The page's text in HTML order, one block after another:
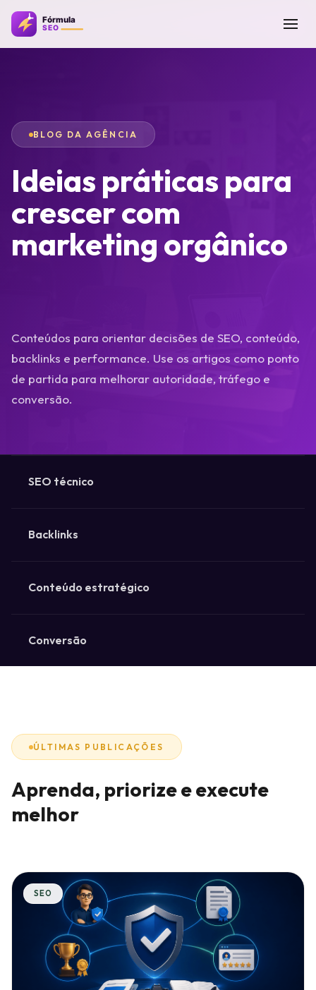
BLOG DA AGÊNCIA
Ideias práticas para
crescer com
marketing orgânico
Conteúdos para orientar decisões de SEO, conteúdo,
backlinks e performance. Use os artigos como ponto
de partida para melhorar autoridade, tráfego e
conversão.
SEO técnico
Backlinks
Conteúdo estratégico
Conversão
ÚLTIMAS PUBLICAÇÕES
Aprenda, priorize e execute
melhor
SEO